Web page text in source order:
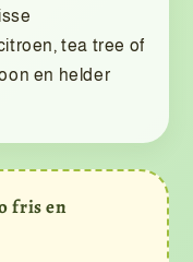
tea tree of
en helder
fris en